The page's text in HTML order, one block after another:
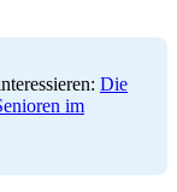
Die
im